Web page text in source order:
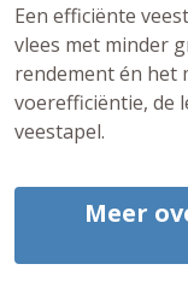
Een efficiënte
vlees met minder
rendement én het
voerefficiëntie, de
veestapel.
Meer